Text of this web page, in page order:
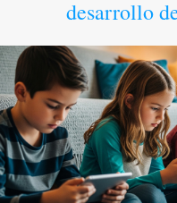
desarrollo